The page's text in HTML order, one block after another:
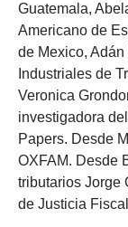
Guatemala,
Americano de
de Mexico,
Industriales de
Veronica
investigadora
Papers. Desde
OXFAM. Desde
tributarios Jorge
de Justicia